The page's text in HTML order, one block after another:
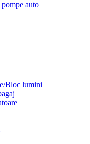
pompe auto
Bloc lumini